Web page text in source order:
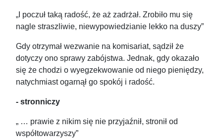
„I poczuł taką radość, że aż zadrżał. Zrobiło mu się
nagle straszliwie, niewypowiedzianie lekko na duszy”
Gdy otrzymał wezwanie na komisariat, sądził że
dotyczy ono sprawy zabójstwa. Jednak, gdy okazało
się że chodzi o wyegzekwowanie od niego pieniędzy,
natychmiast ogarnął go spokój i radość.
- stronniczy
„ … prawie z nikim się nie przyjaźnił, stronił od
współtowarzyszy”